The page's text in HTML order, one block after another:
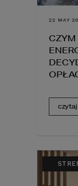
22 MAY
czytaj